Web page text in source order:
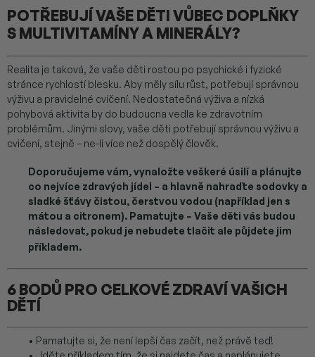
POTŘEBUJÍ VAŠE DĚTI VŮBEC DOPLŇKY
S MULTIVITAMÍNY A MINERÁLY?
Realita je taková, že vaše děti rostou po psychické i fyzické
stránce rychlostí blesku. Aby měly sílu růst, potřebují správnou
výživu a pravidelné cvičení. Nedostatečná výživa a nízká
pohybová aktivita by do budoucna vedla ke zdravotním
problémům. Jinými slovy, vaše děti potřebují správnou výživu a
cvičení, stejně – ne-li více než dospělý člověk.
Doporučujeme vám, vynaložte veškeré úsilí a plánujte
co nejvíce zdravých jídel – a hlavně nahraďte sodovky a
sladké šťávy čistou, čerstvou vodou (například jen s
mátou a citronem). Pamatujte – Vaše děti vás budou
následovat, pokud je nebudete tlačit ale půjdete jim
příkladem.
6 BODŮ PRO CELKOVÉ ZDRAVÍ VAŠICH
DĚTÍ
• Pamatujte si, že není lepší čas začít, než právě teď!